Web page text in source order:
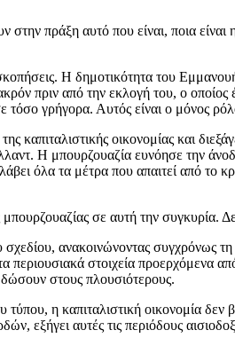
πράξη αυτό που είναι, ποια είναι
Η δημοτικότητα του
από την εκλογή του, ο οποίος
γρήγορα. Αυτός είναι ο μόνος
καπιταλιστικής οικονομίας και
Η μπουρζουαζία ευνόησε την
όλα τα μέτρα που απαιτεί από το
σε αυτή την συγκυρία.
ανακοινώνοντας συγχρόνως
στοιχεία προερχόμενα
στους πλουσιότερους.
η καπιταλιστική οικονομία
εξήγει αυτές τις περιόδους